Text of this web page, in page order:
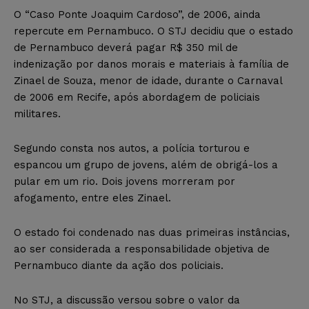
O “Caso Ponte Joaquim Cardoso”, de 2006, ainda
repercute em Pernambuco. O STJ decidiu que o estado
de Pernambuco deverá pagar R$ 350 mil de
indenização por danos morais e materiais à família de
Zinael de Souza, menor de idade, durante o Carnaval
de 2006 em Recife, após abordagem de policiais
militares.
Segundo consta nos autos, a polícia torturou e
espancou um grupo de jovens, além de obrigá-los a
pular em um rio. Dois jovens morreram por
afogamento, entre eles Zinael.
O estado foi condenado nas duas primeiras instâncias,
ao ser considerada a responsabilidade objetiva de
Pernambuco diante da ação dos policiais.
No STJ, a discussão versou sobre o valor da